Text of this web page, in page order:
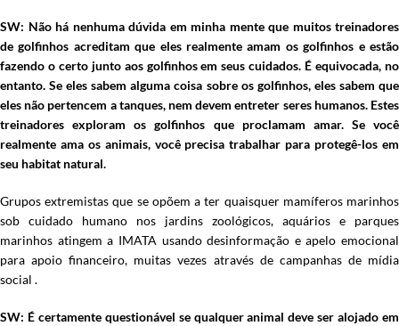
SW: Não há nenhuma dúvida em minha mente que muitos treinadores
de golfinhos acreditam que eles realmente amam os golfinhos e estão
fazendo o certo junto aos golfinhos em seus cuidados. É equivocada, no
entanto. Se eles sabem alguma coisa sobre os golfinhos, eles sabem que
eles não pertencem a tanques, nem devem entreter seres humanos. Estes
treinadores exploram os golfinhos que proclamam amar. Se você
realmente ama os animais, você precisa trabalhar para protegê-los em
seu habitat natural.
Grupos extremistas que se opõem a ter quaisquer mamíferos marinhos
sob cuidado humano nos jardins zoológicos, aquários e parques
marinhos atingem a IMATA usando desinformação e apelo emocional
para apoio financeiro, muitas vezes através de campanhas de mídia
social .
SW: É certamente questionável se qualquer animal deve ser alojado em